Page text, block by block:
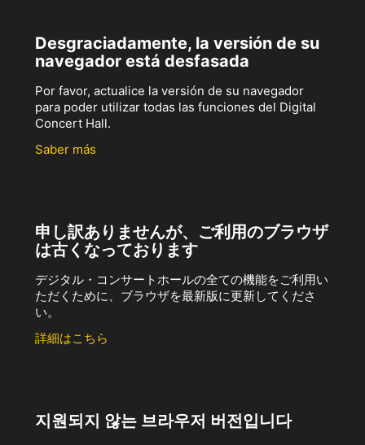
Desgraciadamente, la versión de su
navegador está desfasada
Por favor, actualice la versión de su navegador
para poder utilizar todas las funciones del Digital
Concert Hall.
Saber más
申し訳ありませんが、ご利用のブラウザ
は古くなっております
デジタル・コンサートホールの全ての機能をご利用い
ただくために、ブラウザを最新版に更新してくださ
い。
詳細はこちら
지원되지 않는 브라우저 버전입니다